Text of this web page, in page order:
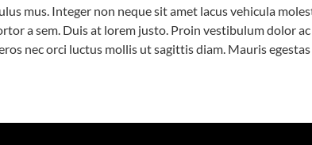
mus. Integer non neque sit amet lacus vehicula
a sem. Duis at lorem justo. Proin vestibulum dolor
nec orci luctus mollis ut sagittis diam. Mauris